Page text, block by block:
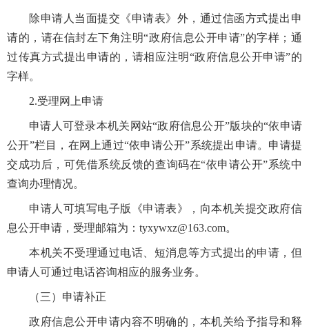
除申请人当面提交《申请表》外，通过信函方式提出申
请的，请在信封左下角注明“政府信息公开申请”的字样；通
过传真方式提出申请的，请相应注明“政府信息公开申请”的
字样。
2.受理网上申请
申请人可登录本机关网站“政府信息公开”版块的“依申请
公开”栏目，在网上通过“依申请公开”系统提出申请。申请提
交成功后，可凭借系统反馈的查询码在“依申请公开”系统中
查询办理情况。
申请人可填写电子版《申请表》，向本机关提交政府信
息公开申请，受理邮箱为：tyxywxz@163.com。
本机关不受理通过电话、短消息等方式提出的申请，但
申请人可通过电话咨询相应的服务业务。
（三）申请补正
政府信息公开申请内容不明确的，本机关给予指导和释